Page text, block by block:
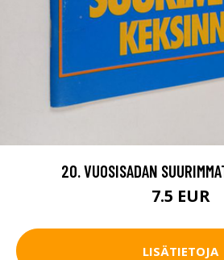
20. VUOSISADAN
7.5 EUR
LISÄTIETOJA